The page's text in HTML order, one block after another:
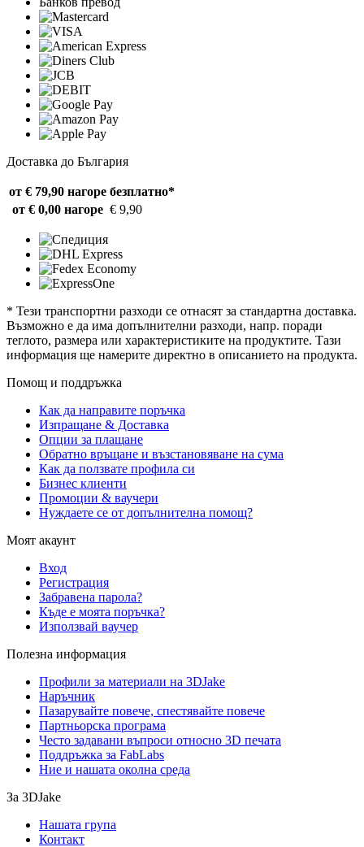
Доставка до България
от € 79,90 нагоре безплатно*
от € 0,00 нагоре € 9,90
* Тези транспортни разходи се отнасят за стандартна доставка.
Възможно е да има допълнителни разходи, напр. поради
теглото, размера или характеристиките на продуктите. Тази
информация ще намерите директно в описанието на продукта.
Помощ и поддръжка
Как да направите поръчка
Изпращане & Доставка
Опции за плащане
Обратно връщане и възстановяване на сума
Как да ползвате профила си
Бизнес клиенти
Промоции & ваучери
Нуждаете се от допълнителна помощ?
Моят акаунт
Вход
Регистрация
Забравена парола?
Къде е моята поръчка?
Използвай ваучер
Полезна информация
Профили за материали на 3DJake
Наръчник
Пазарувайте повече, спестявайте повече
Партньорска програма
Често задавани въпроси относно 3D печата
Поддръжка за FabLabs
Ние и нашата околна среда
За 3DJake
Нашата група
Контакт